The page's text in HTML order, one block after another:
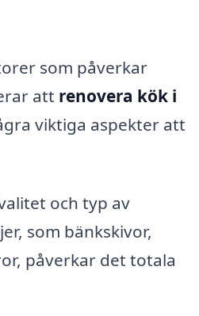
som påverkar
att renovera kök i
viktiga aspekter att
och typ av
som bänkskivor,
påverkar det totala